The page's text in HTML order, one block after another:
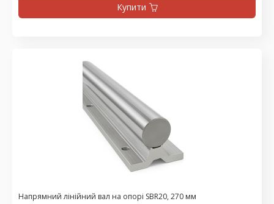
Купити
Напрямний лінійний вал на опорі SBR20, 270 мм